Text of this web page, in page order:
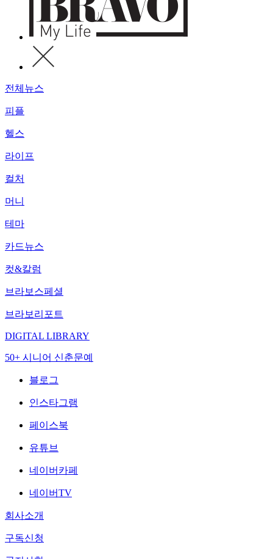
전체뉴스
피플
헬스
라이프
컬처
머니
테마
카드뉴스
컷&칼럼
브라보스페셜
브라보리포트
DIGITAL LIBRARY
50+ 시니어 신춘문예
블로그
인스타그램
페이스북
유튜브
네이버카페
네이버TV
회사소개
구독신청